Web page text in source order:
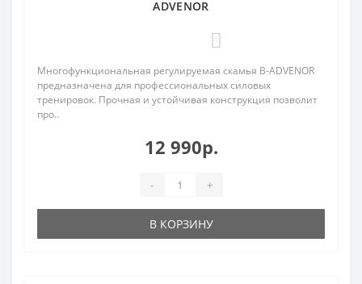
ADVENOR
Многофункциональная регулируемая скамья B-ADVENOR
предназначена для профессиональных силовых
тренировок. Прочная и устойчивая конструкция позволит
про..
12 990р.
- +
В КОРЗИНУ